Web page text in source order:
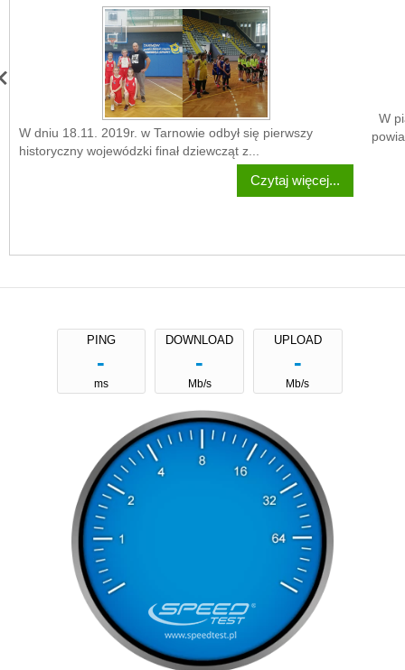
W dniu 18.11. 2019r. w Tarnowie odbył się pierwszy
historyczny wojewódzki finał dziewcząt z...
Czytaj więcej...
W